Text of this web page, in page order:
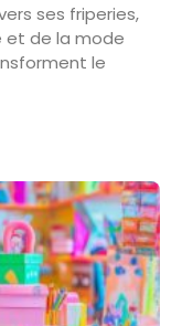
ses friperies,
et de la mode
le